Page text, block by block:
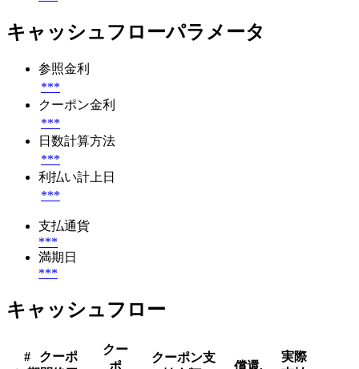
キャッシュフローパラメータ
参照金利
***
クーポン金利
***
日数計算方法
***
利払い計上日
***
支払通貨
***
満期日
***
キャッシュフロー
#
クーポ
クー
ポ
クーポン支
償還,
実際